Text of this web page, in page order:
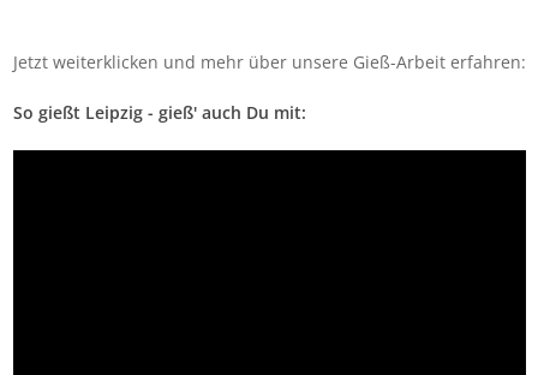
Jetzt weiterklicken und mehr über unsere Gieß-Arbeit erfahren:
So gießt Leipzig - gieß' auch Du mit: